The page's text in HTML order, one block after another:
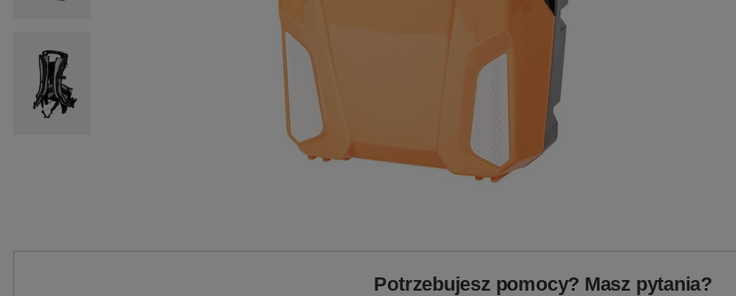
Potrzebujesz pomocy? Masz pytania?